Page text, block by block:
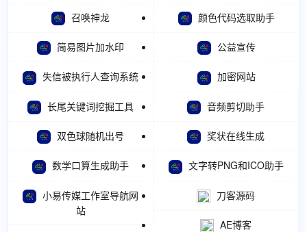
召唤神龙 颜色代码选取助手
简易图片加水印 公益宣传
失信被执行人查询系统 加密网站
长尾关键词挖掘工具 音频剪切助手
双色球随机出号 奖状在线生成
数学口算生成助手 文字转PNG和ICO助手
小易传媒工作室导航网
站
刀客源码
AE博客